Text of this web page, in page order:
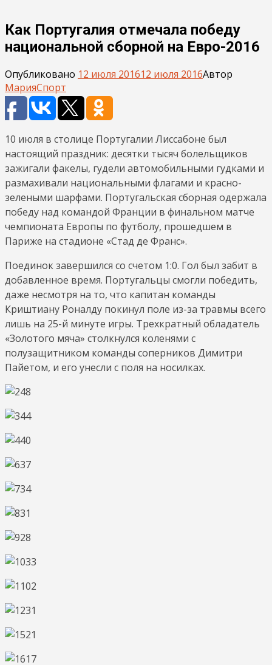
Как Португалия отмечала победу
национальной сборной на Евро-2016
Опубликовано 12 июля 201612 июля 2016Автор
МарияСпорт
10 июля в столице Португалии Лиссабоне был
настоящий праздник: десятки тысяч болельщиков
зажигали факелы, гудели автомобильными гудками и
размахивали национальными флагами и красно-
зелеными шарфами. Португальская сборная одержала
победу над командой Франции в финальном матче
чемпионата Европы по футболу, прошедшем в
Париже на стадионе «Стад де Франс».
Поединок завершился со счетом 1:0. Гол был забит в
добавленное время. Португальцы смогли победить,
даже несмотря на то, что капитан команды
Криштиану Роналду покинул поле из-за травмы всего
лишь на 25-й минуте игры. Трехкратный обладатель
«Золотого мяча» столкнулся коленями с
полузащитником команды соперников Димитри
Пайетом, и его унесли с поля на носилках.